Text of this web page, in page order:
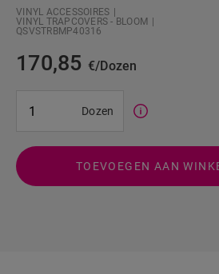
VINYL ACCESSOIRES
VINYL TRAPCOVERS - BLOOM
QSVSTRBMP40316
170,85 €/Dozen
Dozen
TOEVOEGEN AAN